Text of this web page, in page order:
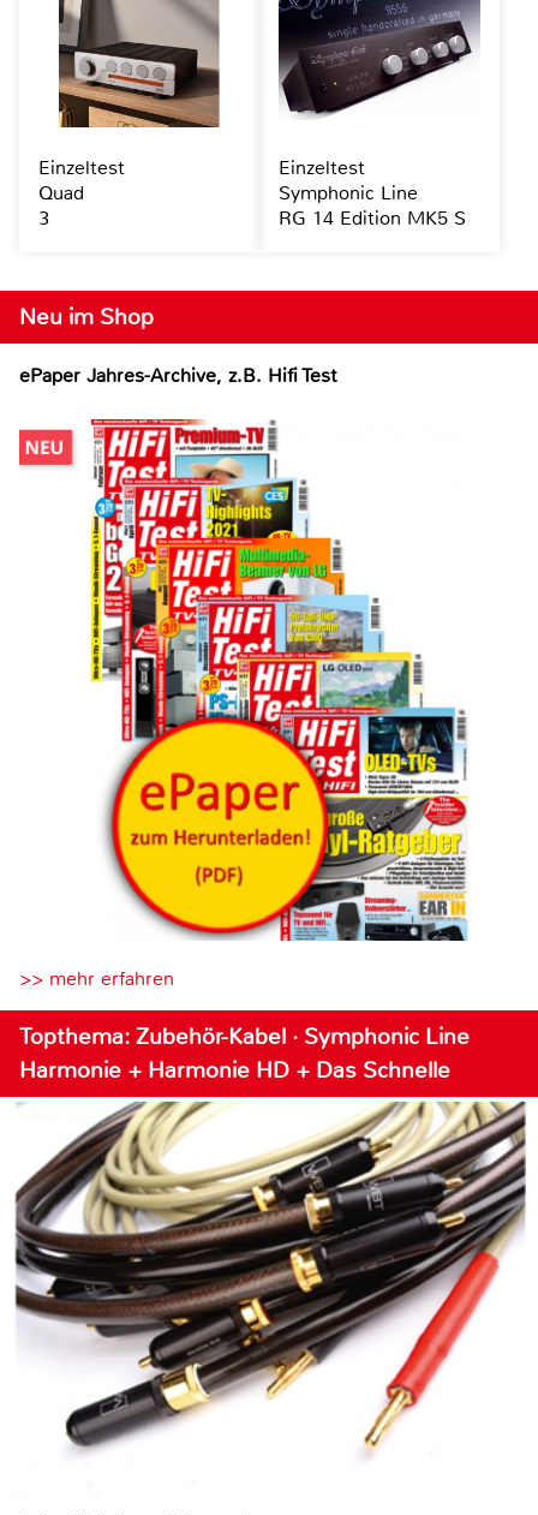
Neu im Shop
ePaper Jahres-Archive, z.B. Hifi Test
>> mehr erfahren
Topthema: Zubehör-Kabel · Symphonic Line
Harmonie + Harmonie HD + Das Schnelle
Einzeltest
Quad
3
Einzeltest
Symphonic Line
RG 14 Edition MK5 S